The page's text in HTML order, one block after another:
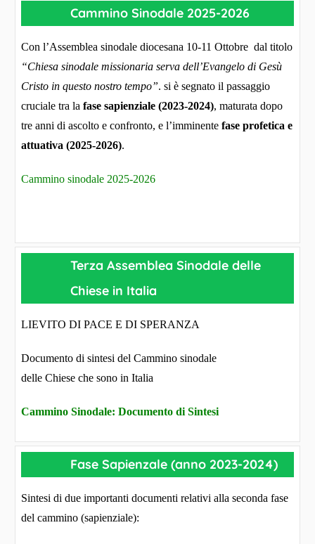
Cammino Sinodale 2025-2026
Con l’Assemblea sinodale diocesana 10-11 Ottobre dal titolo
“Chiesa sinodale missionaria serva dell’Evangelo di Gesù
Cristo in questo nostro tempo”. si è segnato il passaggio
cruciale tra la fase sapienziale (2023-2024), maturata dopo
tre anni di ascolto e confronto, e l’imminente fase profetica e
attuativa (2025-2026).
Cammino sinodale 2025-2026
Terza Assemblea Sinodale delle
Chiese in Italia
LIEVITO DI PACE E DI SPERANZA
Documento di sintesi del Cammino sinodale
delle Chiese che sono in Italia
Cammino Sinodale: Documento di Sintesi
Fase Sapienzale (anno 2023-2024)
Sintesi di due importanti documenti relativi alla seconda fase
del cammino (sapienziale):